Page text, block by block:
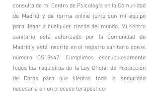
consulta de mi Centro de Psicología en la Comunidad
de Madrid y de forma online junto con mi equipo
para llegar a cualquier rincón del mundo. Mi centro
sanitario está autorizado por la Comunidad de
Madrid y está inscrito en el registro sanitario con el
número CS18647. Cumplimos escrupulosamente
todos los requisitos de la Ley Oficial de Protección
de Datos para que sientas toda la seguridad
necesaria en un proceso terapéutico.